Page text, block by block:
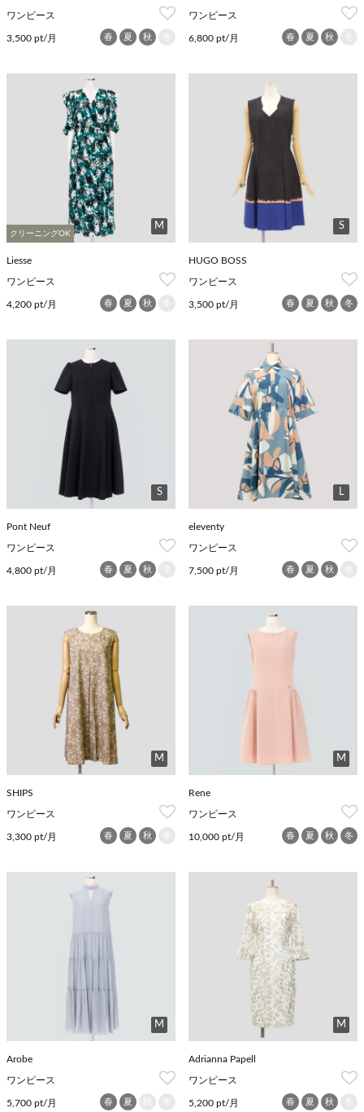
ワンピース
3,500 pt/月 春 夏 秋
ワンピース
6,800 pt/月 春 夏 秋
クリーニングOK
M
Liesse
ワンピース
4,200 pt/月 春 夏 秋
S
HUGO BOSS
ワンピース
3,500 pt/月 春 夏 秋 冬
S
Pont Neuf
ワンピース
4,800 pt/月 春 夏 秋
L
eleventy
ワンピース
7,500 pt/月 春 夏 秋
M
SHIPS
ワンピース
3,300 pt/月 春 夏 秋
M
Rene
ワンピース
10,000 pt/月 春 夏 秋 冬
M
Arobe
ワンピース
5,700 pt/月 春 夏
M
Adrianna Papell
ワンピース
5,200 pt/月 春 夏 秋